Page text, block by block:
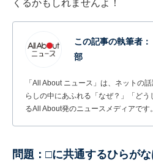
くるかもしれませんよ！
この記事の執筆者：
部
「All About ニュース」は、ネットの
らしの中にあふれる「なぜ？」「どう
るAll About発のニュースメディアで
問題：□に共通するひらがな